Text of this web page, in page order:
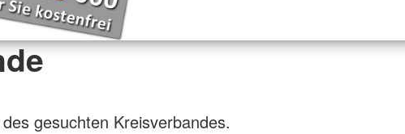
gesuchten Kreisverbandes.